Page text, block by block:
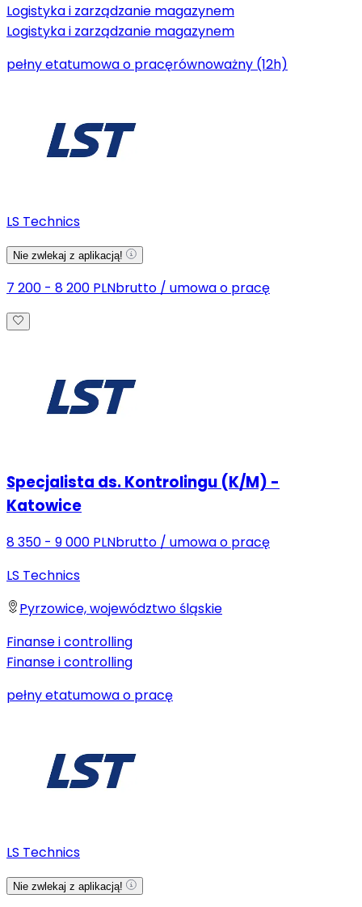
Logistyka i zarządzanie magazynem
Logistyka i zarządzanie magazynem
pełny etatumowa o pracęrównoważny (12h)
LS Technics
Nie zwlekaj z aplikacją!
7 200 - 8 200 PLNbrutto / umowa o pracę
Specjalista ds. Kontrolingu (K/M) -
Katowice
8 350 - 9 000 PLNbrutto / umowa o pracę
LS Technics
Pyrzowice, województwo śląskie
Finanse i controlling
Finanse i controlling
pełny etatumowa o pracę
LS Technics
Nie zwlekaj z aplikacją!